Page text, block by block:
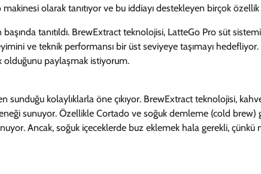
olarak tanıtıyor ve bu iddiayı destekleyen birçok
tanıtıldı. BrewExtract teknolojisi, LatteGo Pro süt
ve teknik performansı bir üst seviyeye taşımayı
olduğunu paylaşmak istiyorum.
sunduğu kolaylıklarla öne çıkıyor. BrewExtract teknolojisi,
sunuyor. Özellikle Cortado ve soğuk demleme (cold brew)
Ancak, soğuk içeceklerde buz eklemek hala gerekli,